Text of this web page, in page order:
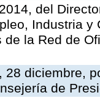
del
Industria
de la Red de
28 diciembre,
de